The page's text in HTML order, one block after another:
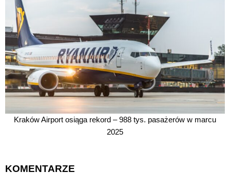
Kraków Airport osiąga rekord – 988 tys. pasażerów w marcu
2025
KOMENTARZE